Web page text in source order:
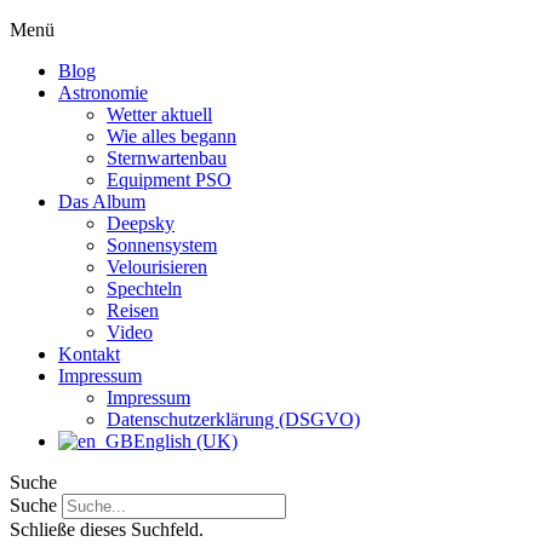
Menü
Blog
Astronomie
Wetter aktuell
Wie alles begann
Sternwartenbau
Equipment PSO
Das Album
Deepsky
Sonnensystem
Velourisieren
Spechteln
Reisen
Video
Kontakt
Impressum
Impressum
Datenschutzerklärung (DSGVO)
English (UK)
Suche
Suche
Schließe dieses Suchfeld.